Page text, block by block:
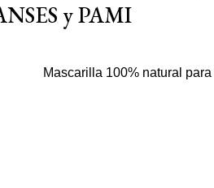
y PAMI